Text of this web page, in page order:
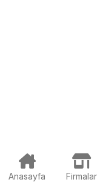
Anasayfa Firmalar